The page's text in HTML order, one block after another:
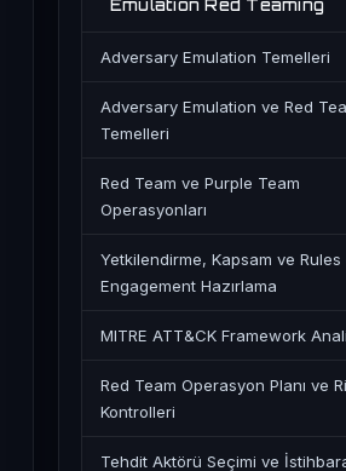
Emulation Red Teaming
Adversary Emulation Temelleri
Adversary Emulation ve Red
Temelleri
Red Team ve Purple Team
Operasyonları
Yetkilendirme, Kapsam ve
Engagement Hazırlama
MITRE ATT&CK Framework
Red Team Operasyon Planı ve
Kontrolleri
Tehdit Aktörü Seçimi ve